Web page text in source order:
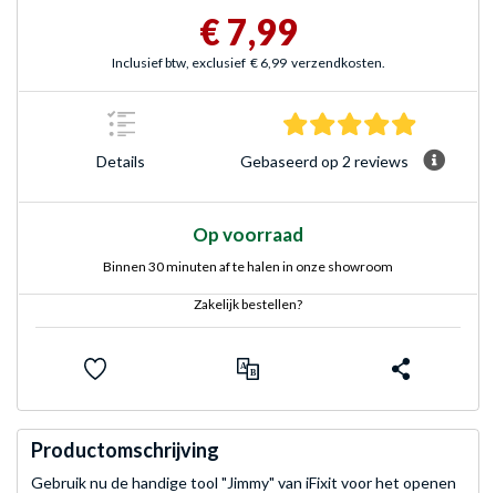
€ 7,99
Inclusief btw, exclusief € 6,99 verzendkosten.
Details
5.0 sterren
Gebaseerd op 2 reviews
Op voorraad
Binnen 30 minuten af te halen in onze showroom
Zakelijk bestellen?
Productomschrijving
Gebruik nu de handige tool "Jimmy" van iFixit voor het openen